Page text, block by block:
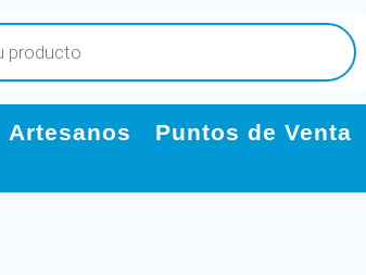
Artesanos Puntos de Venta